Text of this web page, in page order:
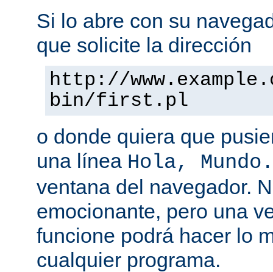
Si lo abre con su
que solicite la dirección
http://
bin/first.pl
o donde quiera que
una línea Hola, Mundo.
ventana del navegador.
emocionante, pero una
funcione podrá hacer lo
cualquier programa.